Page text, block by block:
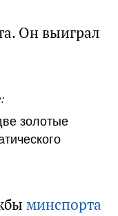
Он выиграл
золотые
минспорта